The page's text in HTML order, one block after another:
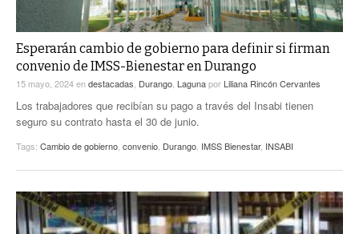
A MEDIA MAÑANA
A TODA LEY
LA MEJOR 97.1 ESTÉREO GALLITO
ACTUALIDADES GREM
PULSO
LA MEJOR INFORMACIÓN
Esperarán cambio de gobierno para definir si firman
convenio de IMSS-Bienestar en Durango
15 mayo, 2024endestacadas Durango Lagunapor Liliana Rincón Cervantes
Los trabajadores que recibían su pago a través del Insabi tienen
seguro su contrato hasta el 30 de junio.
Tags: Cambio de gobierno convenio Durango IMSS Bienestar, INSABI